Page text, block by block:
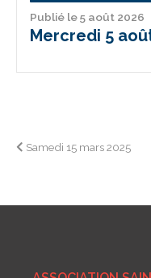
Publié le 5 août 2026
Mercredi 5
Navigation
Samedi 15 mars 2025